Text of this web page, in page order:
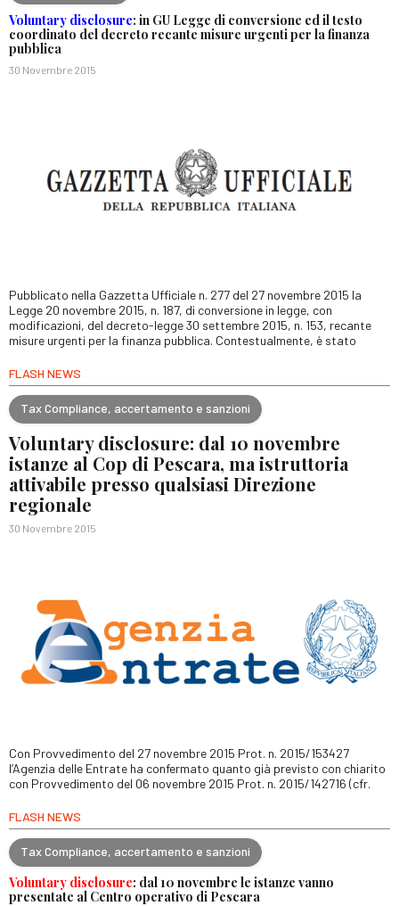
Voluntary disclosure: in GU Legge di conversione ed il testo
coordinato del decreto recante misure urgenti per la finanza
pubblica
30 Novembre 2015
Pubblicato nella Gazzetta Ufficiale n. 277 del 27 novembre 2015 la
Legge 20 novembre 2015, n. 187, di conversione in legge, con
modificazioni, del decreto-legge 30 settembre 2015, n. 153, recante
misure urgenti per la finanza pubblica. Contestualmente, è stato
FLASH NEWS
Tax Compliance, accertamento e sanzioni
Voluntary disclosure: dal 10 novembre
istanze al Cop di Pescara, ma istruttoria
attivabile presso qualsiasi Direzione
regionale
30 Novembre 2015
Con Provvedimento del 27 novembre 2015 Prot. n. 2015/153427
l’Agenzia delle Entrate ha confermato quanto già previsto con chiarito
con Provvedimento del 06 novembre 2015 Prot. n. 2015/142716 (cfr.
FLASH NEWS
Tax Compliance, accertamento e sanzioni
Voluntary disclosure: dal 10 novembre le istanze vanno
presentate al Centro operativo di Pescara